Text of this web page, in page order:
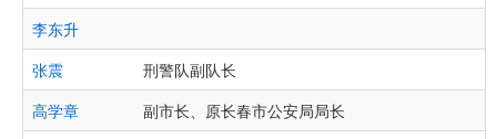
李东升
张震
刑警队副队长
高学章
副市长、原长春市公安局局长